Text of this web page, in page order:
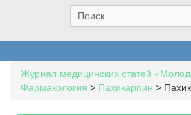
e
a
h
f
Журнал медицинских статей
Фармакология > Пахикарпин >